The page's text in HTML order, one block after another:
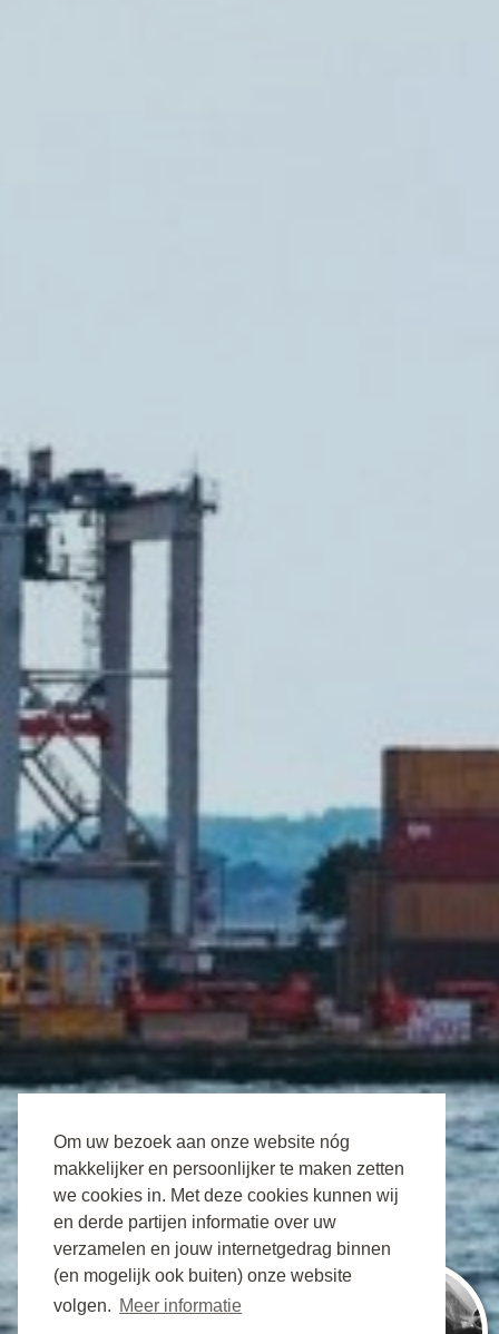
Om uw bezoek aan onze website nóg
makkelijker en persoonlijker te maken zetten
we cookies in. Met deze cookies kunnen wij
en derde partijen informatie over uw
verzamelen en jouw internetgedrag binnen
(en mogelijk ook buiten) onze website
volgen. Meer informatie
DE BESTE PRIJZEN VOOR
ZEEVRACHT
VERSCHEPINGEN